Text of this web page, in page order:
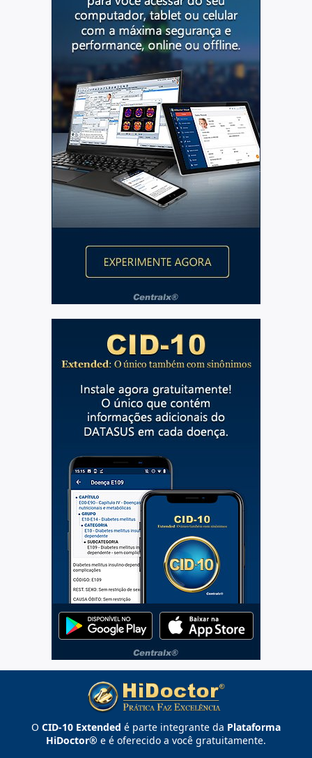
O CID-10 Extended é parte integrante da Plataforma
HiDoctor® e é oferecido a você gratuitamente.